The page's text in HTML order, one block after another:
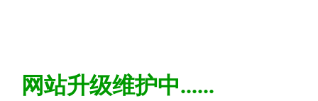
网站升级维护中......